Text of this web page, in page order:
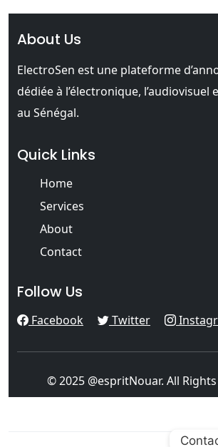
About Us
ElectroSen est une plateforme
dédiée à l’électronique, l’audiovisuel
au Sénégal.
Quick Links
Home
Services
About
Contact
Follow Us
Facebook Twitter
© 2025 @espritNouar. All